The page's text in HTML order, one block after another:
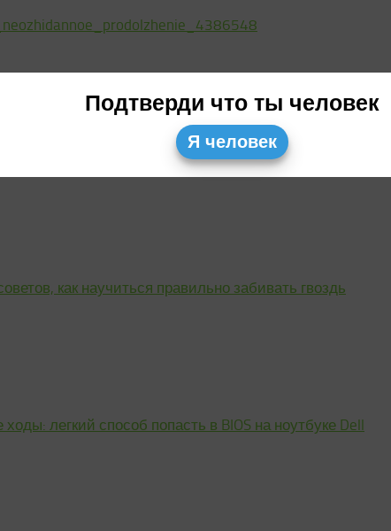
0-72m2-sht/reviews/
zips-iii-ultra/
как научиться правильно забивать гвоздь
легкий способ попасть в BIOS на ноутбуке Dell
Подтверди что ты человек
Я человек